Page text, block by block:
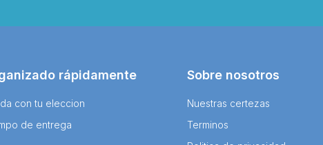
rápidamente
con tu eleccion
de entrega
Sobre nosotros
Nuestras certezas
Terminos